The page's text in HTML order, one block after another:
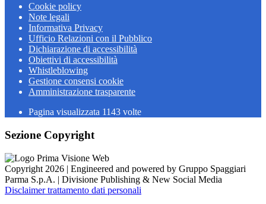
Cookie policy
Note legali
Informativa Privacy
Ufficio Relazioni con il Pubblico
Dichiarazione di accessibilità
Obiettivi di accessibilità
Whistleblowing
Gestione consensi cookie
Amministrazione trasparente
Pagina visualizzata 1143 volte
Sezione Copyright
Copyright 2026 | Engineered and powered by Gruppo Spaggiari
Parma S.p.A. | Divisione Publishing & New Social Media
Disclaimer trattamento dati personali